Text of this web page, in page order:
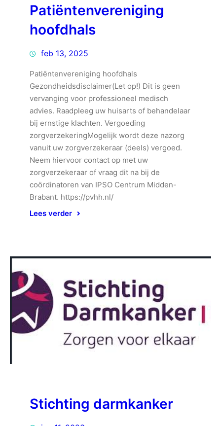
Patiëntenvereniging
hoofdhals
feb 13, 2025
Patiëntenvereniging hoofdhals
Gezondheidsdisclaimer(Let op!) Dit is geen
vervanging voor professioneel medisch
advies. Raadpleeg uw huisarts of behandelaar
bij ernstige klachten. Vergoeding
zorgverzekeringMogelijk wordt deze nazorg
vanuit uw zorgverzekeraar (deels) vergoed.
Neem hiervoor contact op met uw
zorgverzekeraar of vraag dit na bij de
coördinatoren van IPSO Centrum Midden-
Brabant. https://pvhh.nl/
Lees verder
Stichting darmkanker